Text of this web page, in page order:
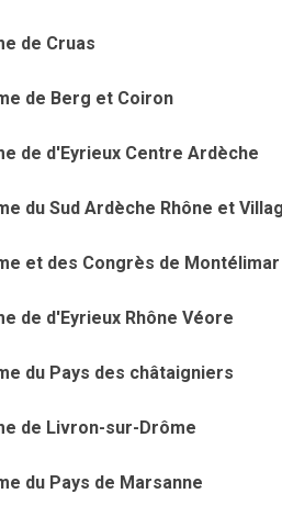
de Cruas
de Berg et Coiron
de d'Eyrieux Centre Ardèche
du Sud Ardèche Rhône et
et des Congrès de Montélimar
de d'Eyrieux Rhône Véore
du Pays des châtaigniers
de Livron-sur-Drôme
du Pays de Marsanne